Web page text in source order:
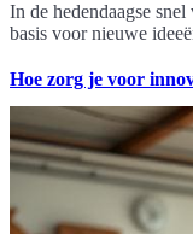
In de hedendaagse
basis voor nieuwe
Hoe zorg je voor